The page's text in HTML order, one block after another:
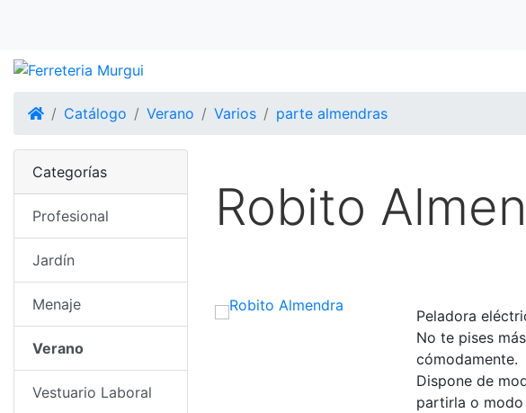
InicioCatálogo Verano Varios parte almendras
Robito
Peladora
No te pises
cómodamente.
Dispone de
partirla o modo
Categorías
Profesional
Jardín
Menaje
Verano
Vestuario Laboral